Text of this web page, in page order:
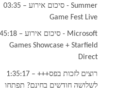
03:35 – סיכום אירוע - Summer
Game Fest Live
45:18 – סיכום אירוע - Microsoft
Games Showcase + Starfield
Direct
1:35:17 – רוצים לזכות בפס+++
לשלושה חודשים בחינם? תפתחו